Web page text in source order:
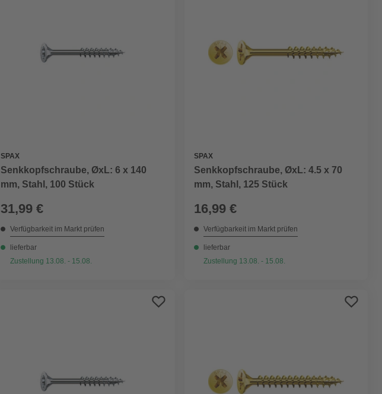
SPAX
Senkkopfschraube, ØxL: 6 x 140
mm, Stahl, 100 Stück
31,99 €
Verfügbarkeit im Markt prüfen
lieferbar
Zustellung 13.08. - 15.08.
SPAX
Senkkopfschraube, ØxL: 4.5 x 70
mm, Stahl, 125 Stück
16,99 €
Verfügbarkeit im Markt prüfen
lieferbar
Zustellung 13.08. - 15.08.